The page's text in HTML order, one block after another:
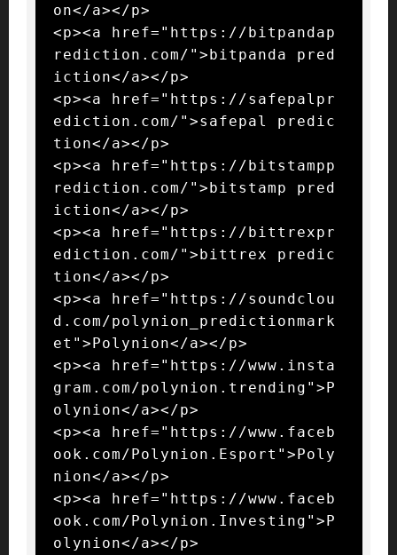
on</a></p>
<p><a href="https://bitpandap
rediction.com/">bitpanda pred
iction</a></p>
<p><a href="https://safepalpr
ediction.com/">safepal predic
tion</a></p>
<p><a href="https://bitstampp
rediction.com/">bitstamp pred
iction</a></p>
<p><a href="https://bittrexpr
ediction.com/">bittrex predic
tion</a></p>
<p><a href="https://soundclou
d.com/polynion_predictionmark
et">Polynion</a></p>
<p><a href="https://www.insta
gram.com/polynion.trending">P
olynion</a></p>
<p><a href="https://www.faceb
ook.com/Polynion.Esport">Poly
nion</a></p>
<p><a href="https://www.faceb
ook.com/Polynion.Investing">P
olynion</a></p>